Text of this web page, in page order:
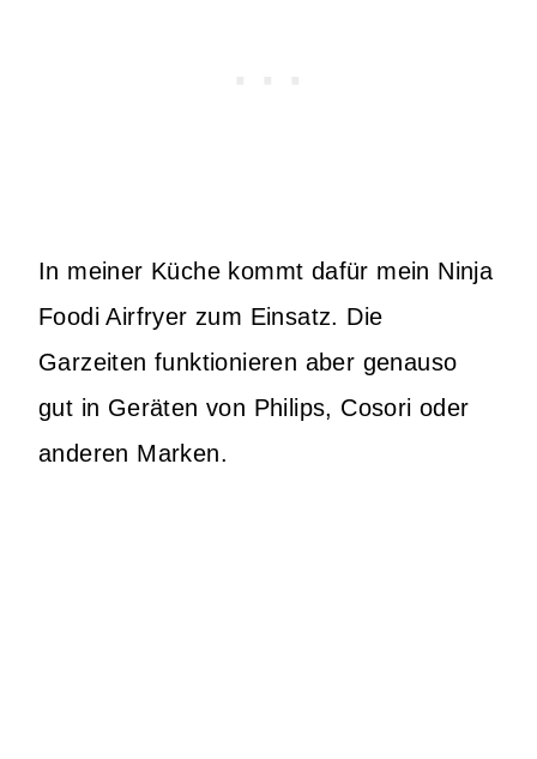
In meiner Küche kommt dafür mein Ninja
Foodi Airfryer zum Einsatz. Die
Garzeiten funktionieren aber genauso
gut in Geräten von Philips, Cosori oder
anderen Marken.